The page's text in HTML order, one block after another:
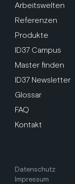
Arbeitswelten
Referenzen
Produkte
ID37 Campus
Master finden
ID37 Newsletter
Glossar
FAQ
Kontakt
Datenschutz
Impressum